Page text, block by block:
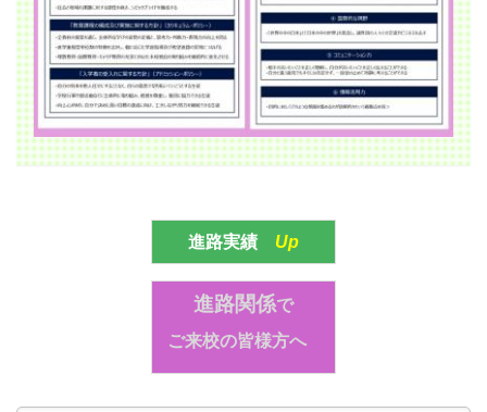
進路実績 Up
進路関係で
ご来校の皆様方へ